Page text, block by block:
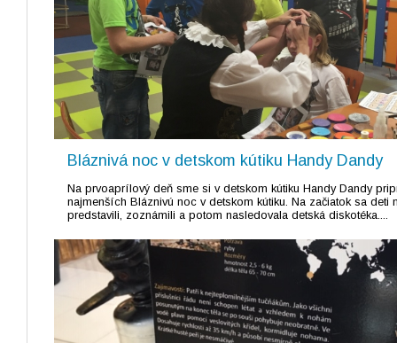
Bláznivá noc v detskom kútiku Handy Dandy
Na prvoaprílový deň sme si v detskom kútiku Handy Dandy
najmenších Bláznivú noc v detskom kútiku. Na začiatok sa deti
predstavili, zoznámili a potom nasledovala detská diskotéka....